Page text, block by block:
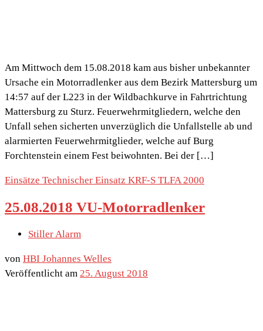
Am Mittwoch dem 15.08.2018 kam aus bisher unbekannter
Ursache ein Motorradlenker aus dem Bezirk Mattersburg um
14:57 auf der L223 in der Wildbachkurve in Fahrtrichtung
Mattersburg zu Sturz. Feuerwehrmitgliedern, welche den
Unfall sehen sicherten unverzüglich die Unfallstelle ab und
alarmierten Feuerwehrmitglieder, welche auf Burg
Forchtenstein einem Fest beiwohnten. Bei der […]
Einsätze Technischer Einsatz KRF-S TLFA 2000
25.08.2018 VU-Motorradlenker
Stiller Alarm
von HBI Johannes Welles
Veröffentlicht am 25. August 2018